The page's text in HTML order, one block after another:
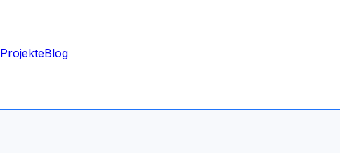
ProjekteBlog